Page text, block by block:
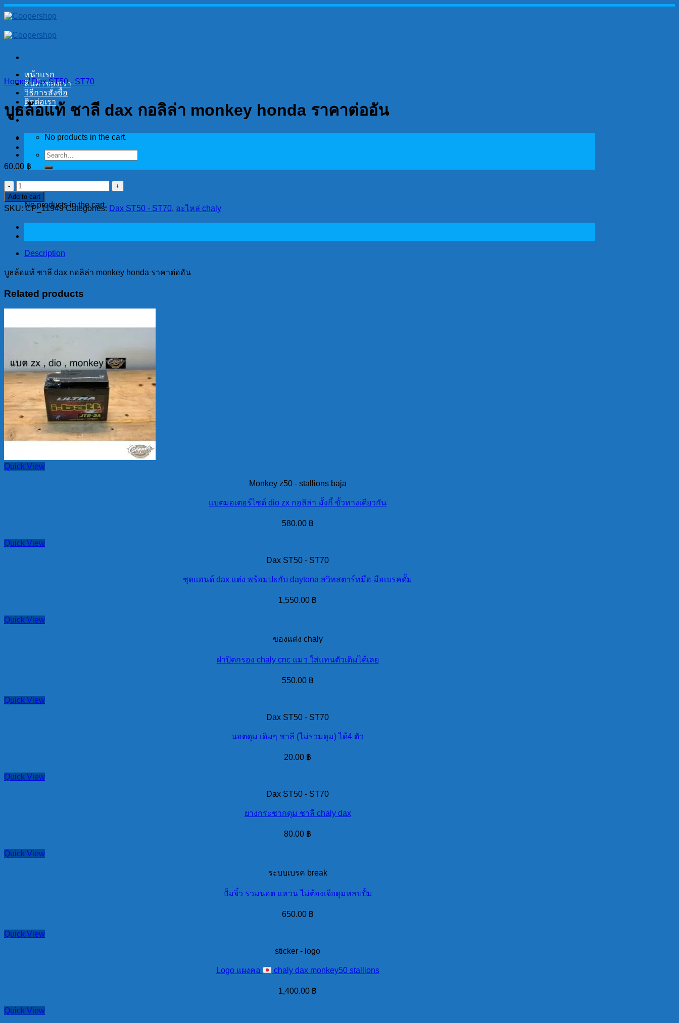
Skip
to
หน้าแรก
สินค้าของเรา
วิธีการสั่งซื้อ
ติดต่อเรา
No products in the cart.
Search
for:
No products in the cart.
Home / Dax ST50 - ST70
บูธล้อแท้ ชาลี dax กอลิล่า monkey honda ราคาต่ออัน
60.00 ฿
บูธ
ล้อ
แท้
ชาลี
dax
ล่า
honda
อัน
Add to cart
SKU:CP_11949 Categories: Dax ST50 - ST70, อะไหล่ chaly
Description
บูธล้อแท้ ชาลี dax กอลิล่า monkey honda ราคาต่ออัน
Related products
Quick View
Monkey z50 - stallions baja
แบตมอเตอร์ไซด์ dio zx กอลิล่า มั้งกี้ ขั้วทางเดียวกัน
580.00 ฿
Quick View
Dax ST50 - ST70
ชุดแฮนด์ dax แต่ง พร้อมปะกับ daytona สวิทสตาร์ทมือ มือเบรคดั้ม
1,550.00 ฿
Quick View
ของแต่ง chaly
ฝาปิดกรอง chaly cnc แมว ใส่แทนตัวเดิมได้เลย
550.00 ฿
Quick View
Dax ST50 - ST70
นอตดุม เดิมๆ ชาลี (ไม่รวมดุม) ได้4 ตัว
20.00 ฿
Quick View
Dax ST50 - ST70
ยางกระชากดุม ชาลี chaly dax
80.00 ฿
Quick View
ระบบเบรค break
ปั้มจิ๋ว รวมนอต แหวน ไม่ต้องเจียดุมหลบปั้ม
650.00 ฿
Quick View
sticker - logo
Logo แผงคอ chaly dax monkey50 stallions
1,400.00 ฿
Quick View